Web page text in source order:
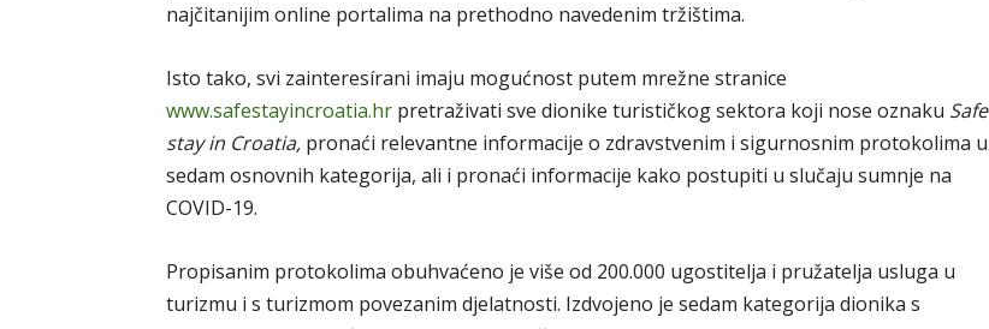
najčitanijim online portalima na prethodno navedenim tržištima.
Isto tako, svi zainteresírani imaju mogućnost putem mrežne stranice
www.safestayincroatia.hr pretraživati sve dionike turističkog sektora koji nose oznaku Safe
stay in Croatia, pronaći relevantne informacije o zdravstvenim i sigurnosnim protokolima u
sedam osnovnih kategorija, ali i pronaći informacije kako postupiti u slučaju sumnje na
COVID-19.
Propisanim protokolima obuhvaćeno je više od 200.000 ugostitelja i pružatelja usluga u
turizmu i s turizmom povezanim djelatnosti. Izdvojeno je sedam kategorija dionika s